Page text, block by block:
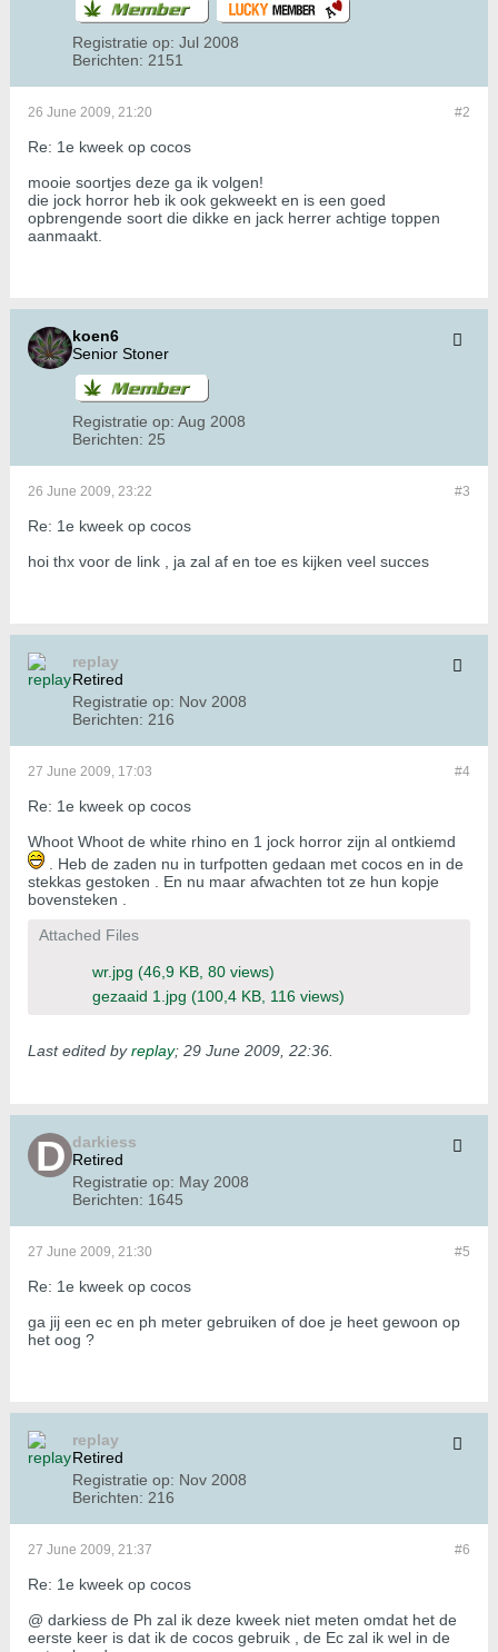
Registratie op: Jul 2008
Berichten: 2151
#2
26 June 2009, 21:20
Re: 1e kweek op cocos
mooie soortjes deze ga ik volgen!
die jock horror heb ik ook gekweekt en is een goed
opbrengende soort die dikke en jack herrer achtige toppen
aanmaakt.
koen6
Senior Stoner
Registratie op: Aug 2008
Berichten: 25
#3
26 June 2009, 23:22
Re: 1e kweek op cocos
hoi thx voor de link , ja zal af en toe es kijken veel succes
replay
Retired
Registratie op: Nov 2008
Berichten: 216
#4
27 June 2009, 17:03
Re: 1e kweek op cocos
Whoot Whoot de white rhino en 1 jock horror zijn al ontkiemd
. Heb de zaden nu in turfpotten gedaan met cocos en in de
stekkas gestoken . En nu maar afwachten tot ze hun kopje
bovensteken .
Attached Files
wr.jpg (46,9 KB, 80 views)
gezaaid 1.jpg (100,4 KB, 116 views)
Last edited byreplay; 29 June 2009, 22:36
darkiess
Retired
Registratie op: May 2008
Berichten: 1645
#5
27 June 2009, 21:30
Re: 1e kweek op cocos
ga jij een ec en ph meter gebruiken of doe je heet gewoon op
het oog ?
replay
Retired
Registratie op: Nov 2008
Berichten: 216
#6
27 June 2009, 21:37
Re: 1e kweek op cocos
@ darkiess de Ph zal ik deze kweek niet meten omdat het de
eerste keer is dat ik de cocos gebruik , de Ec zal ik wel in de